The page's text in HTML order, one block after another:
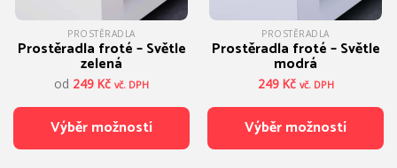
PROSTĚRADLA
Prostěradla froté – Světle
zelená
od 249 Kč vč. DPH
Výběr možností
PROSTĚRADLA
Prostěradla froté – Světle
modrá
249 Kč vč. DPH
Výběr možností